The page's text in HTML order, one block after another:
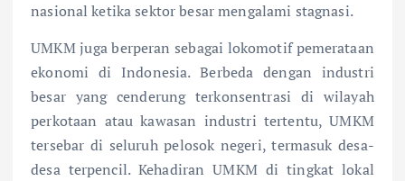
nasional ketika sektor besar mengalami stagnasi.
UMKM juga berperan sebagai lokomotif pemerataan
ekonomi di Indonesia. Berbeda dengan industri
besar yang cenderung terkonsentrasi di wilayah
perkotaan atau kawasan industri tertentu, UMKM
tersebar di seluruh pelosok negeri, termasuk desa-
desa terpencil. Kehadiran UMKM di tingkat lokal